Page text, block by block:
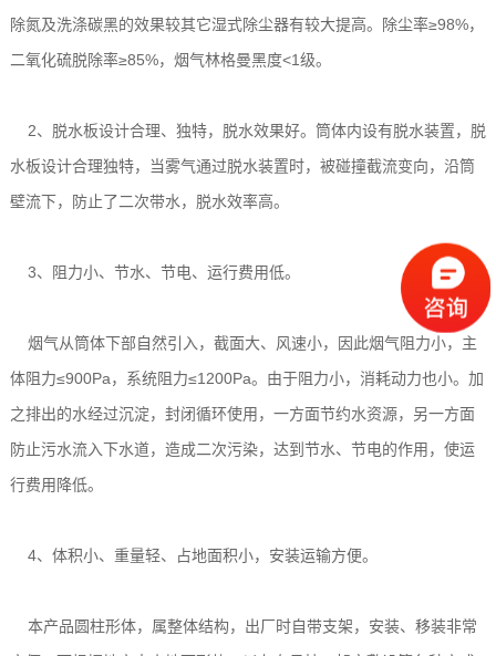
除氮及洗涤碳黑的效果较其它湿式除尘器有较大提高。除尘率≥98%，
二氧化硫脱除率≥85%，烟气林格曼黑度<1级。
2、脱水板设计合理、独特，脱水效果好。筒体内设有脱水装置，脱
水板设计合理独特，当雾气通过脱水装置时，被碰撞截流变向，沿筒
壁流下，防止了二次带水，脱水效率高。
3、阻力小、节水、节电、运行费用低。
烟气从筒体下部自然引入，截面大、风速小，因此烟气阻力小，主
体阻力≤900Pa，系统阻力≤1200Pa。由于阻力小，消耗动力也小。加
之排出的水经过沉淀，封闭循环使用，一方面节约水资源，另一方面
防止污水流入下水道，造成二次污染，达到节水、节电的作用，使运
行费用降低。
4、体积小、重量轻、占地面积小，安装运输方便。
本产品圆柱形体，属整体结构，出厂时自带支架，安装、移装非常